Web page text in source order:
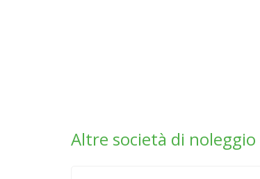
Altre società di